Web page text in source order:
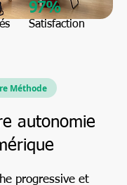
97%
Satisfaction
Méthode
autonomie
progressive et